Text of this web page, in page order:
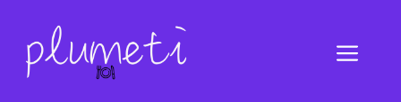
contenu